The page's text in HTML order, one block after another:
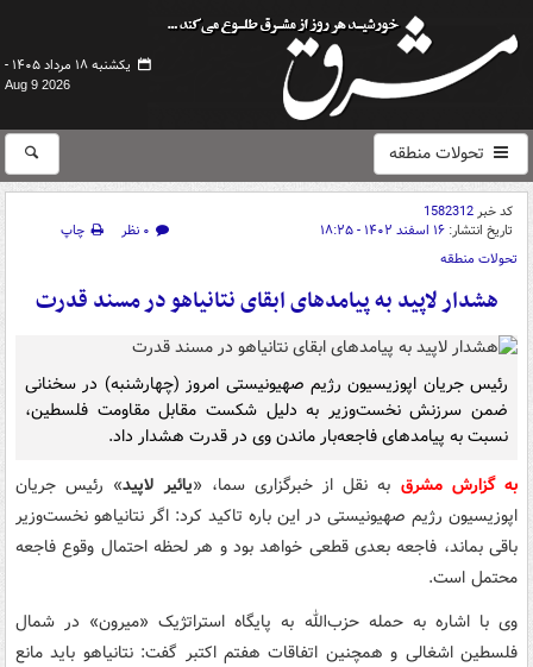
یکشنبه ۱۸ مرداد ۱۴۰۵ -
Aug 9 2026
تحولات منطقه
کد خبر1582312
تاریخ انتشار: ۱۶ اسفند ۱۴۰۲ - ۱۸:۲۵ ۰ نظر
چاپ
تحولات منطقه
هشدار لاپید به پیامدهای ابقای نتانیاهو در مسند قدرت
رئیس جریان اپوزیسیون رژیم صهیونیستی امروز (چهارشنبه) در سخنانی
ضمن سرزنش نخست‌وزیر به دلیل شکست مقابل مقاومت فلسطین،
نسبت به پیامدهای فاجعه‌بار ماندن وی در قدرت هشدار داد.
به گزارش مشرق به نقل از خبرگزاری سما، «یائیر لاپید» رئیس جریان
اپوزیسیون رژیم صهیونیستی در این باره تاکید کرد: اگر نتانیاهو نخست‌وزیر
باقی بماند، فاجعه بعدی قطعی خواهد بود و هر لحظه احتمال وقوع فاجعه
محتمل است.
وی با اشاره به حمله حزب‌الله به پایگاه استراتژیک «میرون» در شمال
فلسطین‌ اشغالی و همچنین اتفاقات هفتم اکتبر گفت: نتانیاهو باید مانع